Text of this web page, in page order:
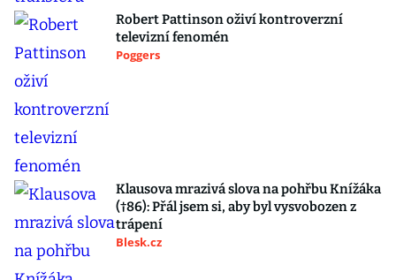
Robert Pattinson oživí kontroverzní
televizní fenomén
Poggers
Klausova mrazivá slova na pohřbu Knížáka
(†86): Přál jsem si, aby byl vysvobozen z
trápení
Blesk.cz